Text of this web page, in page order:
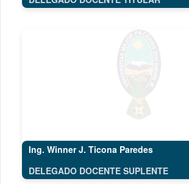
Ing. Winner J. Ticona Paredes
DELEGADO DOCENTE SUPLENTE